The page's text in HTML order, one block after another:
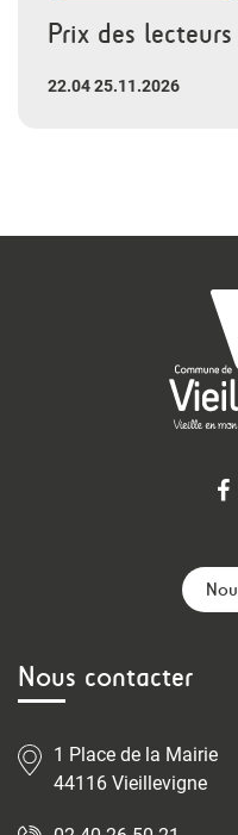
Prix des
22.04 25.11.2026
Nous contacter
1 Place de la Mairie
44116 Vieillevigne